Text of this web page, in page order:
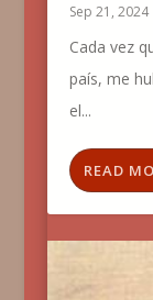
Sep 21, 2024
Cada vez
país, me
el...
READ